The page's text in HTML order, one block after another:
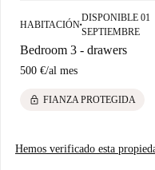
práctico cerca del parque.
Sus 3 razones principales para
Toma aire fresco en el
la esquina.
cerca, tendrá la ciudad a
HABITACIÓN■
DISPONIBLE 01
SEPTIEMBRE
Bedroom 3 - drawers
500 €/al mes
lock FIANZA PROTEGIDA
Hemos verificado esta